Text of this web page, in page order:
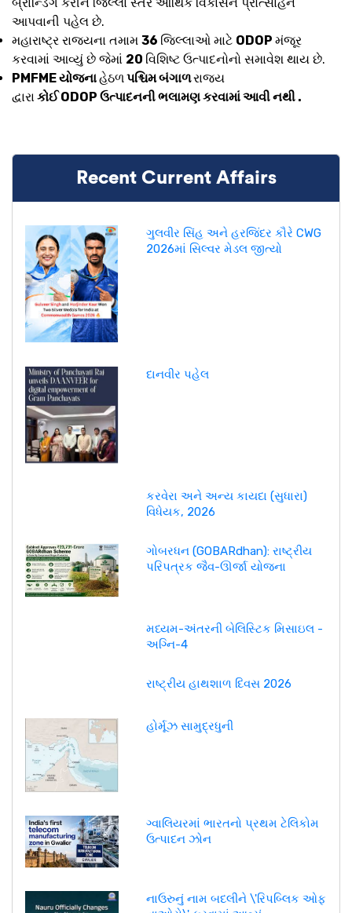
આપવાની પહેલ છે.
મહારાષ્ટ્ર રાજ્યના તમામ 36 જિલ્લાઓ માટે ODOP મંજૂર
કરવામાં આવ્યું છે જેમાં 20 વિશિષ્ટ ઉત્પાદનોનો સમાવેશ થાય છે.
PMFME યોજનાહેઠળપશ્ચિમ બંગાળરાજ્ય
દ્વારાકોઈ ODOP ઉત્પાદનની ભલામણ કરવામાં આવી નથી .
Recent Current Affairs
ગુલવીર સિંહ અને હરજિંદર કૌરે CWG
2026માં સિલ્વર મેડલ જીત્યો
દાનવીર પહેલ
કરવેરા અને અન્ય કાયદા (સુધારા)
વિધેયક, 2026
ગોબરધન (GOBARdhan): રાષ્ટ્રીય
પરિપત્રક જૈવ-ઊર્જા યોજના
મધ્યમ-અંતરની બેલિસ્ટિક મિસાઇલ -
અગ્નિ-4
રાષ્ટ્રીય હાથશાળ દિવસ 2026
હોર્મૂઝ સામુદ્રધુની
ગ્વાલિયરમાં ભારતનો પ્રથમ ટેલિકોમ
ઉત્પાદન ઝોન
નાઉરુનું નામ બદલીને \'રિપબ્લિક ઓફ